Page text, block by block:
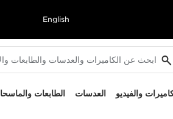
English
والفيديو العدسات الطابعات